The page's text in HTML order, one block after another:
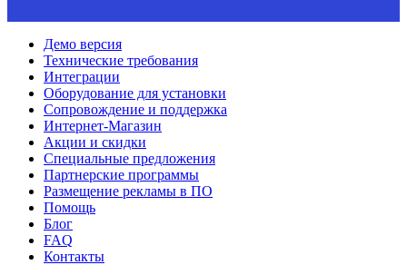
Демо версия
Технические требования
Интеграции
Оборудование для установки
Сопровождение и поддержка
Интернет-Магазин
Акции и скидки
Специальные предложения
Партнерские программы
Размещение рекламы в ПО
Помощь
Блог
FAQ
Контакты